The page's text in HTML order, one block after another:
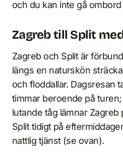
och du kan inte gå
Zagreb till Split
Zagreb och Split är
längs en naturskön
och floddallar. Dagsresan
timmar beroende på
lutande tåg lämnar
Split tidigt på
nattlig tjänst (se ovan).